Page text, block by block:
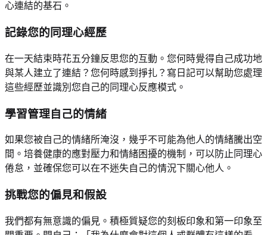
心連結的基石。
記錄您的同理心經歷
在一天結束時花五分鐘反思您的互動。您何時覺得自己成功地
與某人建立了連結？您何時感到掙扎？寫日記可以幫助您處理
這些經歷並識別您自己的同理心反應模式。
學習管理自己的情緒
如果您被自己的情緒所淹沒，幾乎不可能為他人的情緒騰出空
間。培養健康的應對壓力和情緒困擾的機制，可以防止同理心
倦怠，並確保您可以在不迷失自己的情況下關心他人。
挑戰您的偏見和假設
我們都有無意識的偏見。積極質疑您的刻板印象和第一印象至